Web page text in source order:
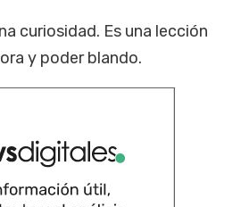
curiosidad. Es una lección
y poder blando.